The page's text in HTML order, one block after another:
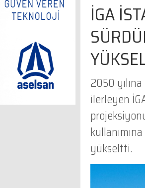
İGA
2050
ilerleyen
yükseltti.